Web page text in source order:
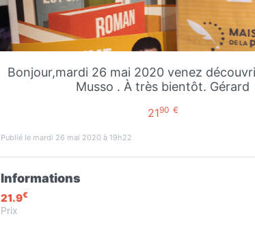
Favori Contacter
Ouvre demain dès 07:30
Bonjour,mardi 26 mai 2020 venez
Musso . À très bientôt. Gérard
2190 €
Publié le mardi 26 mai 2020 à 19h22
Informations
21.9€
Prix